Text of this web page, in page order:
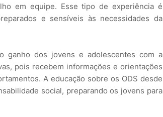
em equipe. Esse tipo de experiência é
e sensíveis às necessidades da
ganho dos jovens e adolescentes com a
pois recebem informações e orientações
A educação sobre os ODS desde
social, preparando os jovens para